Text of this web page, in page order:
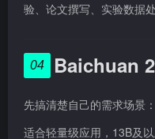
验、论文撰写、实验数据
04 Baichuan
先搞清楚自己的需求场景
适合轻量级应用，13B及